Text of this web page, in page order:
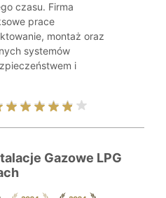
czasu. Firma
prace
montaż oraz
systemów
i
Gazowe LPG